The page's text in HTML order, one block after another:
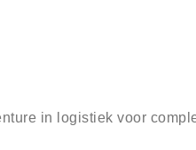
in logistiek voor